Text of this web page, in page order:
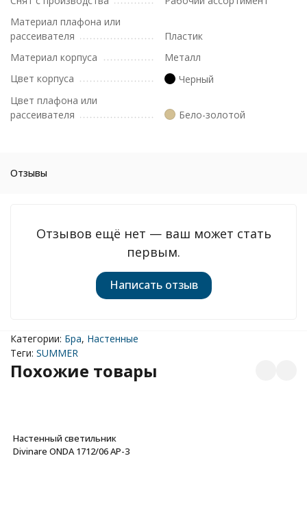
Материал плафона или
рассеивателя
Пластик
Материал корпуса
Металл
Цвет корпуса
Черный
Цвет плафона или
рассеивателя
Бело-золотой
Отзывы
Отзывов ещё нет — ваш может стать
первым.
Написать отзыв
Категории: Бра, Настенные
Теги: SUMMER
Похожие товары
Настенный светильник
Divinare ONDA 1712/06 AP-3